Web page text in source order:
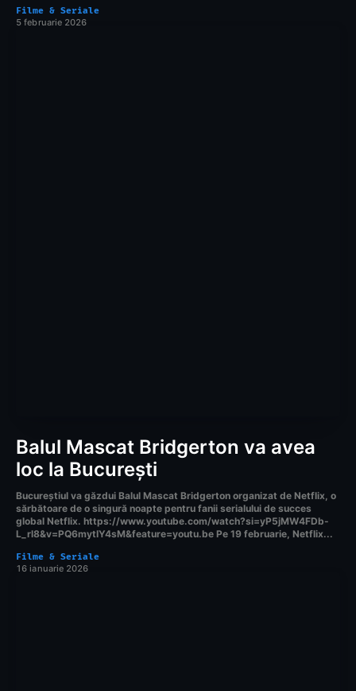
Filme & Seriale
5 februarie 2026
Balul Mascat Bridgerton va avea
loc la București
Bucureștiul va găzdui Balul Mascat Bridgerton organizat de Netflix, o
sărbătoare de o singură noapte pentru fanii serialului de succes
global Netflix. https://www.youtube.com/watch?si=yP5jMW4FDb-
L_rl8&v=PQ6mytIY4sM&feature=youtu.be Pe 19 februarie, Netflix...
Filme & Seriale
16 ianuarie 2026